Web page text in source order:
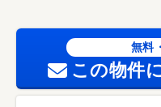
無料
この物件